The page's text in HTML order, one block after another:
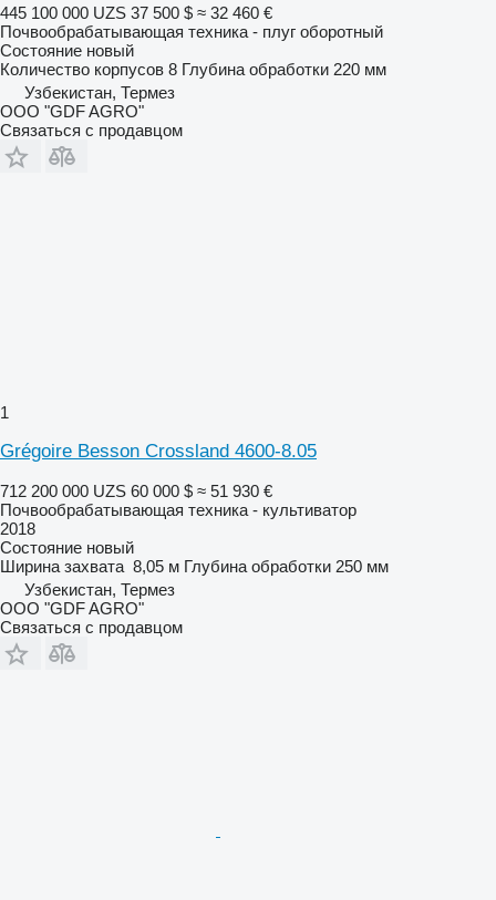
445 100 000 UZS 37 500 $ ≈ 32 460 €
Почвообрабатывающая техника - плуг оборотный
Состояние новый
Количество корпусов 8 Глубина обработки 220 мм
Узбекистан, Термез
ООО "GDF AGRO"
Связаться с продавцом
1
Grégoire Besson Crossland 4600-8.05
712 200 000 UZS 60 000 $ ≈ 51 930 €
Почвообрабатывающая техника - культиватор
2018
Состояние новый
Ширина захвата 8,05 м Глубина обработки 250 мм
Узбекистан, Термез
ООО "GDF AGRO"
Связаться с продавцом